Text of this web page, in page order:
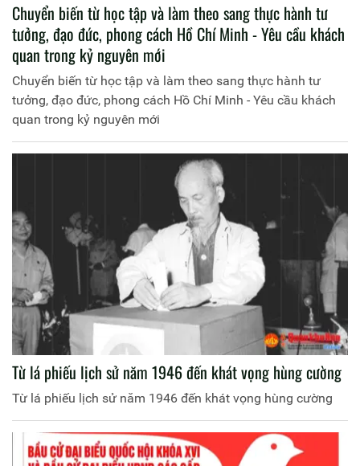
Chuyển biến từ học tập và làm theo sang thực hành tư
tưởng, đạo đức, phong cách Hồ Chí Minh - Yêu cầu khách
quan trong kỷ nguyên mới
Chuyển biến từ học tập và làm theo sang thực hành tư
tưởng, đạo đức, phong cách Hồ Chí Minh - Yêu cầu khách
quan trong kỷ nguyên mới
Từ lá phiếu lịch sử năm 1946 đến khát vọng hùng cường
Từ lá phiếu lịch sử năm 1946 đến khát vọng hùng cường